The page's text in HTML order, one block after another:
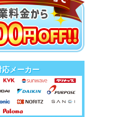
応メーカー